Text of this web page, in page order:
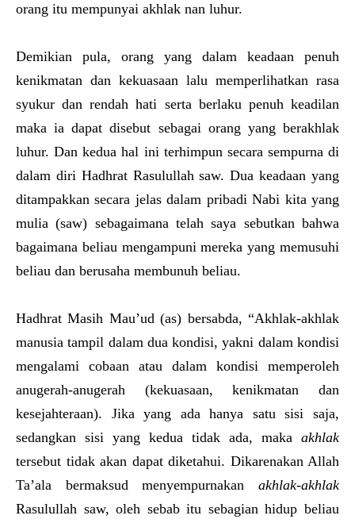
orang itu mempunyai akhlak nan luhur.
Demikian pula, orang yang dalam keadaan penuh
kenikmatan dan kekuasaan lalu memperlihatkan rasa
syukur dan rendah hati serta berlaku penuh keadilan
maka ia dapat disebut sebagai orang yang berakhlak
luhur. Dan kedua hal ini terhimpun secara sempurna di
dalam diri Hadhrat Rasulullah saw. Dua keadaan yang
ditampakkan secara jelas dalam pribadi Nabi kita yang
mulia (saw) sebagaimana telah saya sebutkan bahwa
bagaimana beliau mengampuni mereka yang memusuhi
beliau dan berusaha membunuh beliau.
Hadhrat Masih Mau’ud (as) bersabda, “Akhlak-akhlak
manusia tampil dalam dua kondisi, yakni dalam kondisi
mengalami cobaan atau dalam kondisi memperoleh
anugerah-anugerah (kekuasaan, kenikmatan dan
kesejahteraan). Jika yang ada hanya satu sisi saja,
sedangkan sisi yang kedua tidak ada, maka akhlak
tersebut tidak akan dapat diketahui. Dikarenakan Allah
Ta’ala bermaksud menyempurnakan akhlak­-akhlak
Rasulullah saw, oleh sebab itu sebagian hidup beliau